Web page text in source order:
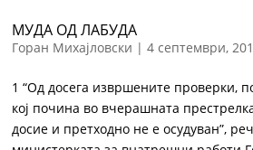
МУДА ОД ЛАБУДА
Горан Михајловски |4 септември,
1 “Од досега извршените проверки,
кој почина во вчерашната
досие и претходно не е осудуван”,